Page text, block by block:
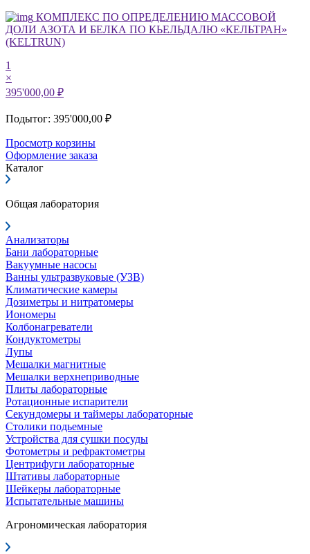
КОМПЛЕКС ПО ОПРЕДЕЛЕНИЮ МАССОВОЙ
ДОЛИ АЗОТА И БЕЛКА ПО КЬЕЛЬДАЛЮ «КЕЛЬТРАН»
(KELTRUN)
1
×
395'000,00 ₽
Подытог: 395'000,00 ₽
Просмотр корзины
Оформление заказа
Каталог
Общая лаборатория
Анализаторы
Бани лабораторные
Вакуумные насосы
Ванны ультразвуковые (УЗВ)
Климатические камеры
Дозиметры и нитратомеры
Иономеры
Колбонагреватели
Кондуктометры
Лупы
Мешалки магнитные
Мешалки верхнеприводные
Плиты лабораторные
Ротационные испарители
Секундомеры и таймеры лабораторные
Столики подьемные
Устройства для сушки посуды
Фотометры и рефрактометры
Центрифуги лабораторные
Штативы лабораторные
Шейкеры лабораторные
Испытательные машины
Агрономическая лаборатория